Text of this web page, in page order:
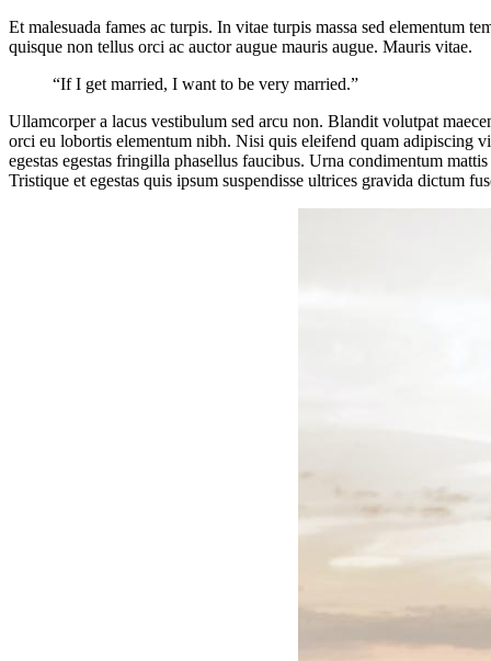
Et malesuada fames ac turpis. In vitae turpis massa sed elementum
quisque non tellus orci ac auctor augue mauris augue. Mauris vitae.
“If I get married, I want to be very married.”
Ullamcorper a lacus vestibulum sed arcu non. Blandit volutpat
orci eu lobortis elementum nibh. Nisi quis eleifend quam adipiscing
egestas egestas fringilla phasellus faucibus. Urna condimentum
Tristique et egestas quis ipsum suspendisse ultrices gravida dictum